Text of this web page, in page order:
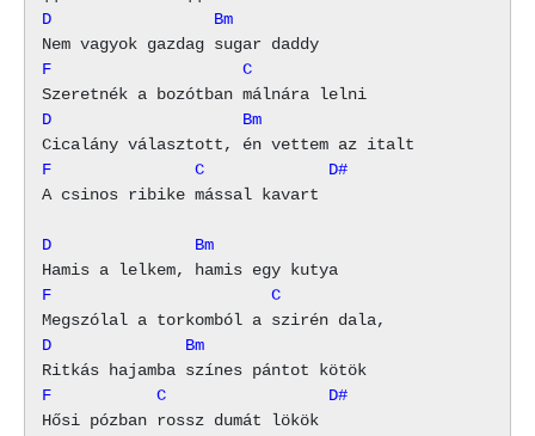
D                 Bm
F                    C
D                    Bm
F               C             D#
A csinos ribike mással kavart
D               Bm
F                       C
D              Bm
F           C                 D#
Hősi pózban rossz dumát lökök